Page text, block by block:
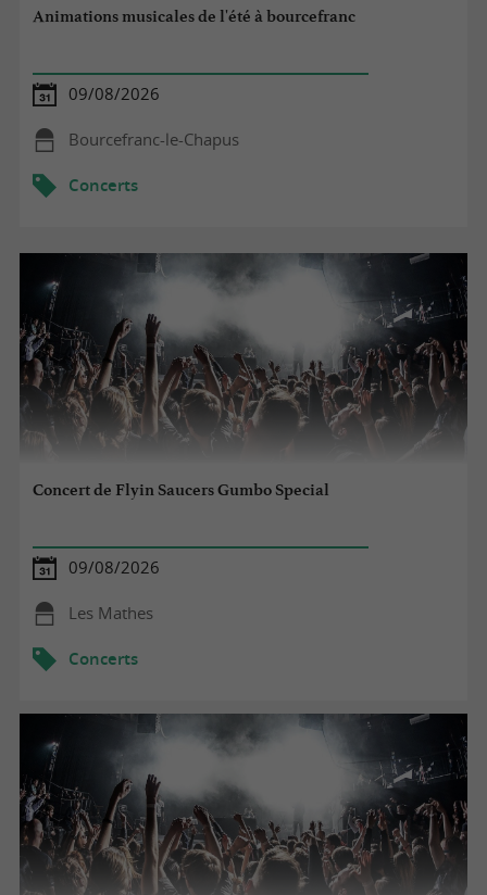
Animations musicales de l'été à bourcefranc
09/08/2026
Bourcefranc-le-Chapus
Concerts
Concert de Flyin Saucers Gumbo Special
09/08/2026
Les Mathes
Concerts